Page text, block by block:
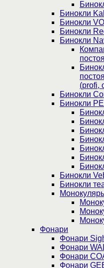
Бинокли
Бинокли
Бинокли
Бинокли
(profi,
Бинокли
Бинокли
Бинокли
Бинокли
Фонари
Фонари
Фонари
Фонари
Фонари